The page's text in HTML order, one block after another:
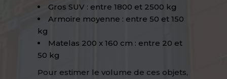
Gros SUV : entre 1800 et 2500 kg
Armoire moyenne : entre 50 et 150
kg
Matelas 200 x 160 cm : entre 20 et
50 kg
Pour estimer le volume de ces objets,